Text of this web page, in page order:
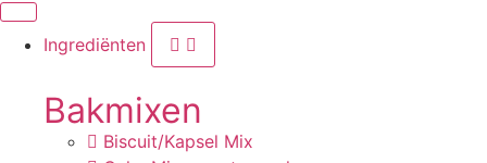
Ingrediënten
Bakmixen
Biscuit/Kapsel Mix